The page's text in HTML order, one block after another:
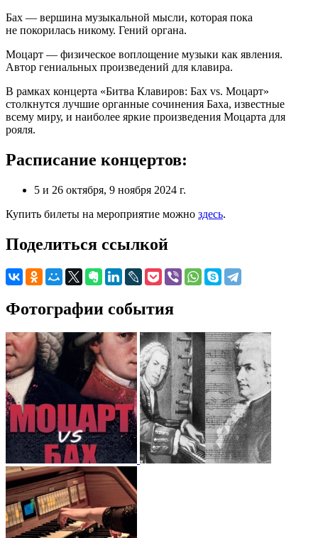
Бах — вершина музыкальной мысли, которая пока
не покорилась никому. Гений органа.
Моцарт — физическое воплощение музыки как явления.
Автор гениальных произведений для клавира.
В рамках концерта «Битва Клавиров: Бах vs. Моцарт»
столкнутся лучшие органные сочинения Баха, известные
всему миру, и наиболее яркие произведения Моцарта для
рояля.
Расписание концертов:
5 и 26 октября, 9 ноября 2024 г.
Купить билеты на мероприятие можно здесь.
Поделиться ссылкой
Фотографии события